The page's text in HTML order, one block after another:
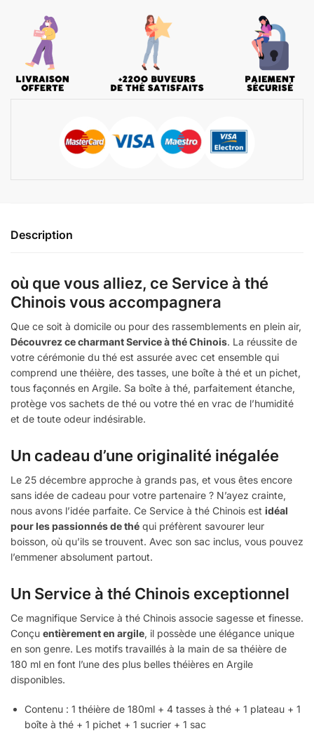
Description
où que vous alliez, ce Service à thé
Chinois vous accompagnera
Que ce soit à domicile ou pour des rassemblements en plein air,
Découvrez ce charmant Service à thé Chinois. La réussite de
votre cérémonie du thé est assurée avec cet ensemble qui
comprend une théière, des tasses, une boîte à thé et un pichet,
tous façonnés en Argile. Sa boîte à thé, parfaitement étanche,
protège vos sachets de thé ou votre thé en vrac de l’humidité
et de toute odeur indésirable.
Un cadeau d’une originalité inégalée
Le 25 décembre approche à grands pas, et vous êtes encore
sans idée de cadeau pour votre partenaire ? N’ayez crainte,
nous avons l’idée parfaite. Ce Service à thé Chinois est idéal
pour les passionnés de thé qui préfèrent savourer leur
boisson, où qu’ils se trouvent. Avec son sac inclus, vous pouvez
l’emmener absolument partout.
Un Service à thé Chinois exceptionnel
Ce magnifique Service à thé Chinois associe sagesse et finesse.
Conçu entièrement en argile, il possède une élégance unique
en son genre. Les motifs travaillés à la main de sa théière de
180 ml en font l’une des plus belles théières en Argile
disponibles.
Contenu : 1 théière de 180ml + 4 tasses à thé + 1 plateau + 1
boîte à thé + 1 pichet + 1 sucrier + 1 sac